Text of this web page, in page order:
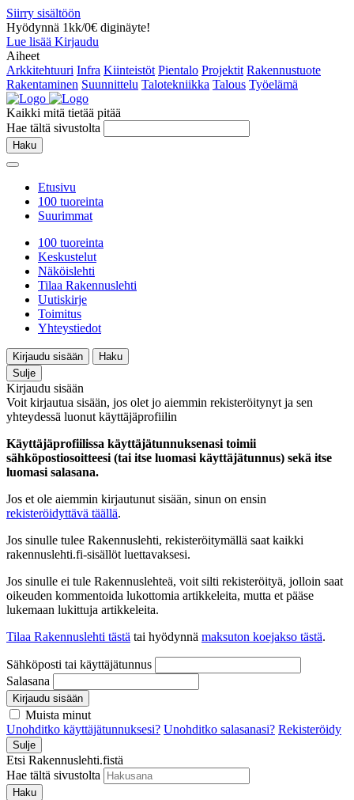
Siirry sisältöön
Hyödynnä 1kk/0€ diginäyte!
Lue lisää Kirjaudu
Aiheet
Arkkitehtuuri Infra Kiinteistöt Pientalo Projektit Rakennustuote
Rakentaminen Suunnittelu Talotekniikka Talous Työelämä
Kaikki mitä tietää pitää
Hae tältä sivustolta
Haku
Etusivu
100 tuoreinta
Suurimmat
100 tuoreinta
Keskustelut
Näköislehti
Tilaa Rakennuslehti
Uutiskirje
Toimitus
Yhteystiedot
Kirjaudu sisään
Haku
Sulje
Kirjaudu sisään
Voit kirjautua sisään, jos olet jo aiemmin rekisteröitynyt ja sen
yhteydessä luonut käyttäjäprofiilin
Käyttäjäprofiilissa käyttäjätunnuksenasi toimii
sähköpostiosoitteesi (tai itse luomasi käyttäjätunnus) sekä itse
luomasi salasana.
Jos et ole aiemmin kirjautunut sisään, sinun on ensin
rekisteröidyttävä täällä.
Jos sinulle tulee Rakennuslehti, rekisteröitymällä saat kaikki
rakennuslehti.fi-sisällöt luettavaksesi.
Jos sinulle ei tule Rakennuslehteä, voit silti rekisteröityä, jolloin saat
oikeuden kommentoida lukottomia artikkeleita, mutta et pääse
lukemaan lukittuja artikkeleita.
Tilaa Rakennuslehti tästä tai hyödynnä maksuton koejakso tästä.
Sähköposti tai käyttäjätunnus
Salasana
Kirjaudu sisään
Muista minut
Unohditko käyttäjätunnuksesi? Unohditko salasanasi? Rekisteröidy
Sulje
Etsi Rakennuslehti.fistä
Hae tältä sivustolta
Haku